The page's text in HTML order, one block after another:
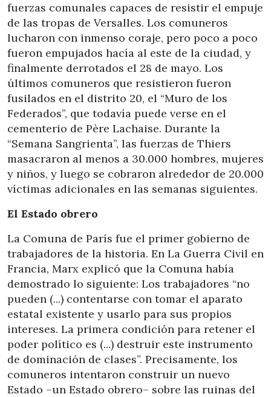
fuerzas comunales capaces de resistir el empuje
de las tropas de Versalles. Los comuneros
lucharon con inmenso coraje, pero poco a poco
fueron empujados hacía al este de la ciudad, y
finalmente derrotados el 28 de mayo. Los
últimos comuneros que resistieron fueron
fusilados en el distrito 20, el “Muro de los
Federados”, que todavía puede verse en el
cementerio de Père Lachaise. Durante la
“Semana Sangrienta”, las fuerzas de Thiers
masacraron al menos a 30.000 hombres, mujeres
y niños, y luego se cobraron alrededor de 20.000
víctimas adicionales en las semanas siguientes.
El Estado obrero
La Comuna de París fue el primer gobierno de
trabajadores de la historia. En La Guerra Civil en
Francia, Marx explicó que la Comuna había
demostrado lo siguiente: Los trabajadores “no
pueden (...) contentarse con tomar el aparato
estatal existente y usarlo para sus propios
intereses. La primera condición para retener el
poder político es (...) destruir este instrumento
de dominación de clases”. Precisamente, los
comuneros intentaron construir un nuevo
Estado –un Estado obrero– sobre las ruinas del